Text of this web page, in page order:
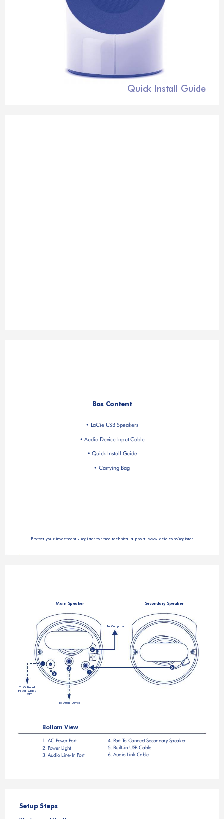
Quick Install Guide
Box Content
• LaCie USB Speakers
• Audio Device Input Cable
• Quick Install Guide
• Carrying Bag
Protect your investment - register for free technical support: www.lacie.com/register
Bottom View
1. AC Power Port 4. Port To Connect Secondary Speaker
2. Power Light
5. Built-in USB Cable
3. Audio Line-In Port 6. Audio Link Cable
Main Speaker Secondary Speaker
To Computer
5
6
3
4
2
To Optional
Power Supply
for MP3
To Audio Device
Setup Steps